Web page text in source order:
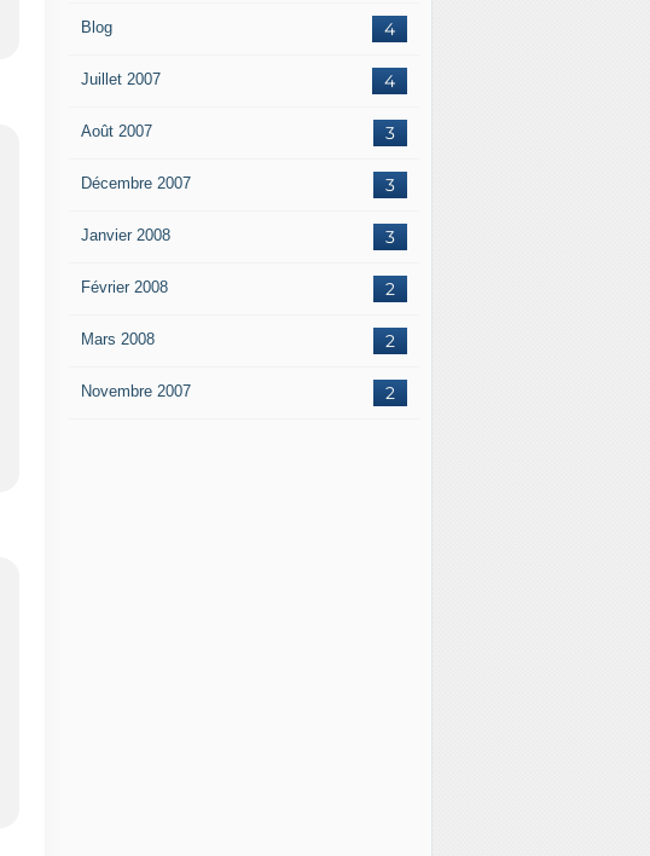
4
Blog
4
Juillet 2007
3
Août 2007
3
Décembre 2007
3
Janvier 2008
2
Février 2008
2
Mars 2008
2
Novembre 2007